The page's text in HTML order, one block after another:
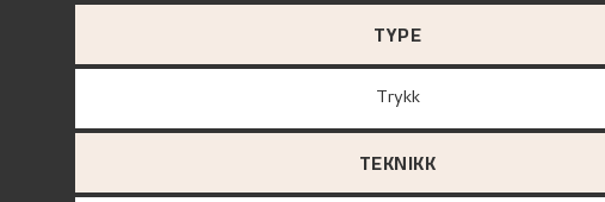
TYPE
Trykk
TEKNIKK